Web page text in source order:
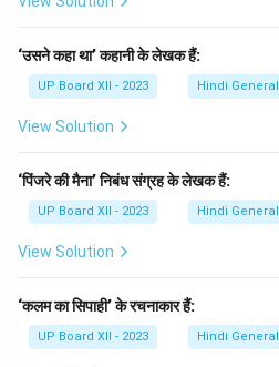
‘उसने कहा था’ कहानी के लेखक हैं:
UP Board XII - 2023 Hindi General
View Solution
‘पिंजरे की मैना’ निबंध संग्रह के लेखक हैं:
UP Board XII - 2023 Hindi General
View Solution
‘कलम का सिपाही’ के रचनाकार हैं:
UP Board XII - 2023 Hindi General